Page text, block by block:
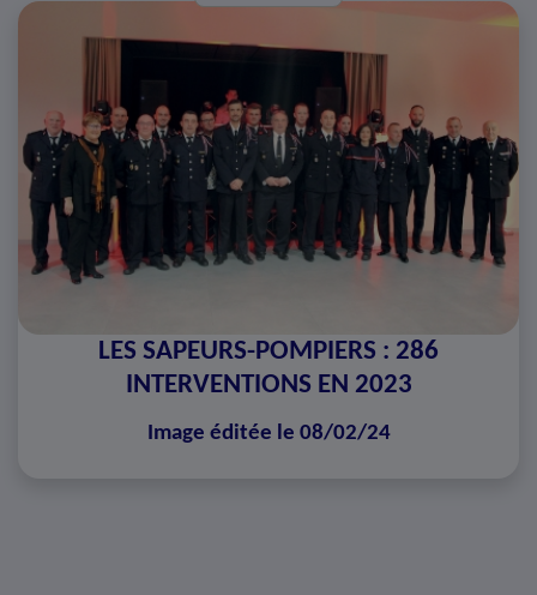
LES SAPEURS-POMPIERS : 286
INTERVENTIONS EN 2023
Image éditée le 08/02/24